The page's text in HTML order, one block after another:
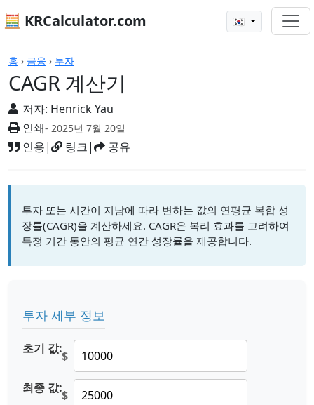
🧮 KRCalculator.com 🇰🇷
홈 › 금융 › 투자
CAGR 계산기
저자: Henrick Yau
인쇄- 2025년 7월 20일
인용| 링크| 공유
계산기
투자 또는 시간이 지남에 따라 변하는 값의 연평균 복합 성
장률(CAGR)을 계산하세요. CAGR은 복리 효과를 고려하여
특정 기간 동안의 평균 연간 성장률을 제공합니다.
투자 세부 정보
초기 값:$
최종 값:$